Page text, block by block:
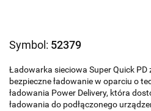
Symbol: 52379
Ładowarka sieciowa Super Quick PD
bezpieczne ładowanie w oparciu o
ładowania Power Delivery, która
ładowania do podłączonego